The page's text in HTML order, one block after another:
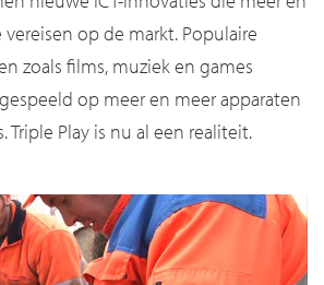
op de markt. Populaire
zoals films, muziek en games
op meer en meer apparaten
Triple Play is nu al een realiteit.